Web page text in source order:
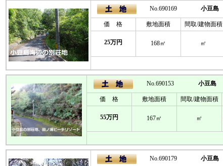
No.690169 小豆島
価 格 敷地面積 間取/建物面積
25万円 168㎡ ㎡
No.690153 小豆島
価 格 敷地面積 間取/建物面積
55万円 167㎡ ㎡
No.690179 小豆島